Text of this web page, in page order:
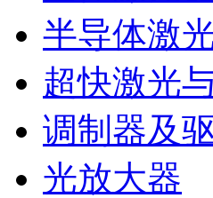
半导体激
超快激光
调制器及
光放大器